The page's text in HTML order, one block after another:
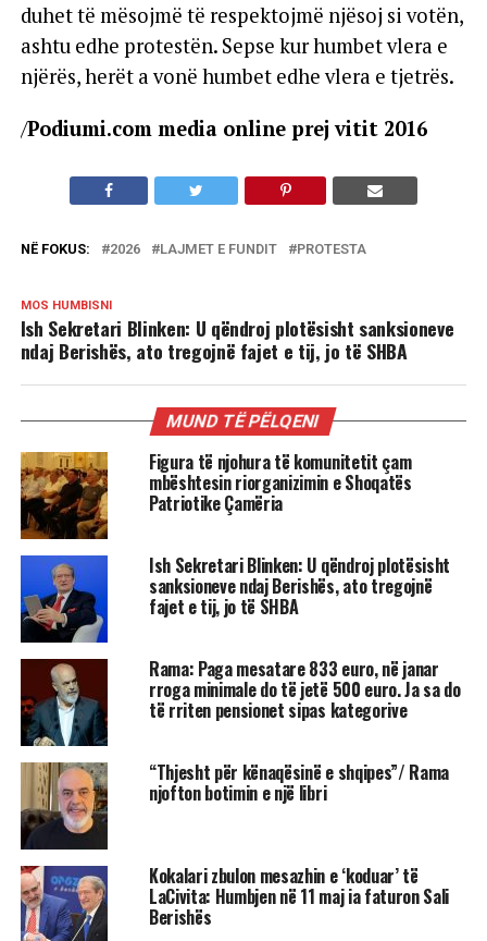
duhet të mësojmë të respektojmë njësoj si votën,
ashtu edhe protestën. Sepse kur humbet vlera e
njërës, herët a vonë humbet edhe vlera e tjetrës.
/Podiumi.com media online prej vitit 2016
NË FOKUS: 2026 LAJMET E FUNDIT PROTESTA
MOS HUMBISNI
Ish Sekretari Blinken: U qëndroj plotësisht sanksioneve
ndaj Berishës, ato tregojnë fajet e tij, jo të SHBA
MUND TË PËLQENI
Figura të njohura të komunitetit çam
mbështesin riorganizimin e Shoqatës
Patriotike Çamëria
Ish Sekretari Blinken: U qëndroj plotësisht
sanksioneve ndaj Berishës, ato tregojnë
fajet e tij, jo të SHBA
Rama: Paga mesatare 833 euro, në janar
rroga minimale do të jetë 500 euro. Ja sa do
të rriten pensionet sipas kategorive
“Thjesht për kënaqësinë e shqipes”/ Rama
njofton botimin e një libri
Kokalari zbulon mesazhin e ‘koduar’ të
LaCivita: Humbjen në 11 maj ia faturon Sali
Berishës